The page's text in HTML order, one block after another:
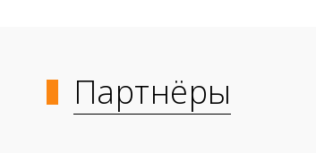
Партнёры